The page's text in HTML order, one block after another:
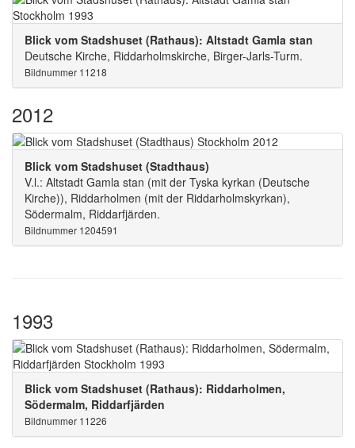
Blick vom Stadshuset (Rathaus): Altstadt Gamla stan
Deutsche Kirche, Riddarholmskirche, Birger-Jarls-Turm.
Bildnummer 11218
2012
Blick vom Stadshuset (Stadthaus)
V.l.: Altstadt Gamla stan (mit der Tyska kyrkan (Deutsche
Kirche)), Riddarholmen (mit der Riddarholmskyrkan),
Södermalm, Riddarfjärden.
Bildnummer 1204591
1993
Blick vom Stadshuset (Rathaus): Riddarholmen,
Södermalm, Riddarfjärden
Bildnummer 11226